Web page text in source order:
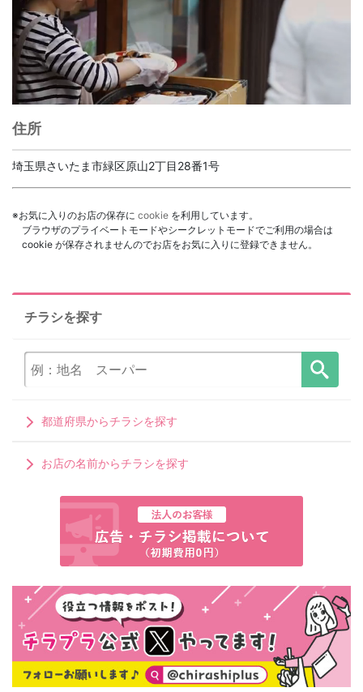
住所
埼玉県さいたま市緑区原山2丁目28番1号
※お気に入りのお店の保存に cookie を利用しています。
ブラウザのプライベートモードやシークレットモードでご利用の場合は
cookie が保存されませんのでお店をお気に入りに登録できません。
チラシを探す
都道府県からチラシを探す
お店の名前からチラシを探す